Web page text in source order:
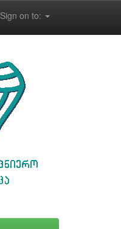
Sign on to: